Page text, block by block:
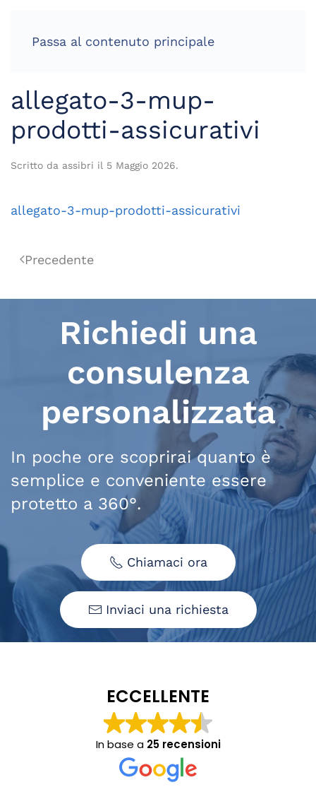
Passa al contenuto principale
allegato-3-mup-
prodotti-assicurativi
Scritto da assibri il 5 Maggio 2026.
allegato-3-mup-prodotti-assicurativi
Precedente
Richiedi una
consulenza
personalizzata
In poche ore scoprirai quanto è
semplice e conveniente essere
protetto a 360°.
Chiamaci ora
Inviaci una richiesta
ECCELLENTE
In base a 25 recensioni